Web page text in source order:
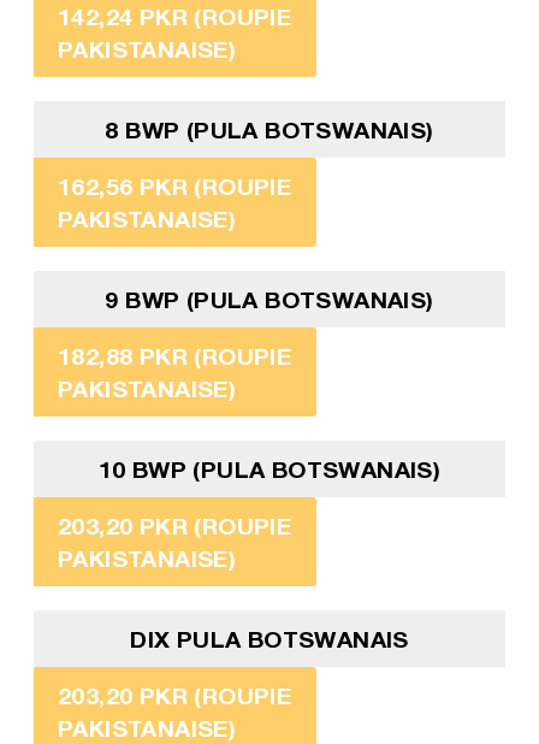
142,24 PKR (ROUPIE
PAKISTANAISE)
8 BWP (PULA BOTSWANAIS)
162,56 PKR (ROUPIE
PAKISTANAISE)
9 BWP (PULA BOTSWANAIS)
182,88 PKR (ROUPIE
PAKISTANAISE)
10 BWP (PULA BOTSWANAIS)
203,20 PKR (ROUPIE
PAKISTANAISE)
DIX PULA BOTSWANAIS
203,20 PKR (ROUPIE
PAKISTANAISE)